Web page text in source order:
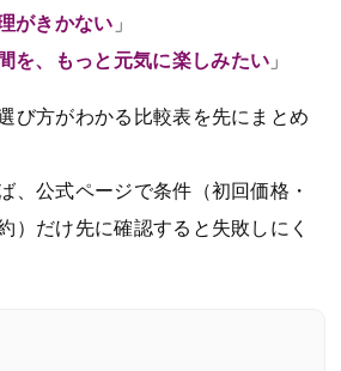
がきかない 」
を、もっと元気に楽しみたい 」
び方がわかる比較表を先にまとめ
、公式ページで条件（初回価格・
）だけ先に確認すると失敗しにく